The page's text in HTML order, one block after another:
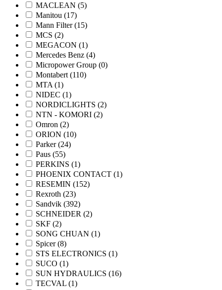
MACLEAN (5)
Manitou (17)
Mann Filter(15)
MCS (2)
MEGACON (1)
Mercedes Benz (4)
Micropower Group (0)
Montabert (110)
MTA (1)
NIDEC (1)
NORDICLIGHTS (2)
NTN - KOMORI (2)
Omron (2)
ORION (10)
Parker(24)
Paus (55)
PERKINS (1)
PHOENIX CONTACT (1)
RESEMIN (152)
Rexroth (23)
Sandvik (392)
SCHNEIDER (2)
SKF (2)
SONG CHUAN (1)
Spicer(8)
STS ELECTRONICS (1)
SUCO (1)
SUN HYDRAULICS (16)
TECVAL (1)